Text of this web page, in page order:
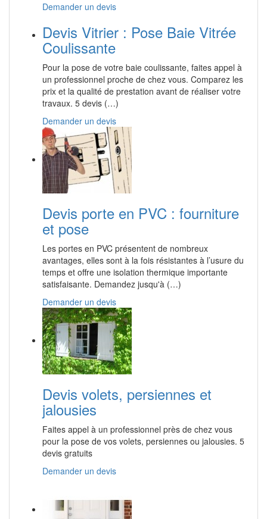
Demander un devis
Devis Vitrier : Pose Baie Vitrée
Coulissante
Pour la pose de votre baie coulissante, faites appel à
un professionnel proche de chez vous. Comparez les
prix et la qualité de prestation avant de réaliser votre
travaux. 5 devis (…)
Demander un devis
Devis porte en PVC : fourniture
et pose
Les portes en PVC présentent de nombreux
avantages, elles sont à la fois résistantes à l’usure du
temps et offre une isolation thermique importante
satisfaisante. Demandez jusqu'à (…)
Demander un devis
Devis volets, persiennes et
jalousies
Faites appel à un professionnel près de chez vous
pour la pose de vos volets, persiennes ou jalousies. 5
devis gratuits
Demander un devis